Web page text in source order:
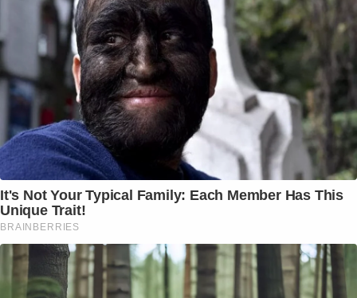
It's Not Your Typical Family: Each Member Has This
Unique Trait!
BRAINBERRIES